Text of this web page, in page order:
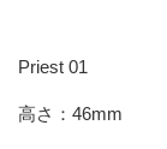
Priest 01
高さ：46mm